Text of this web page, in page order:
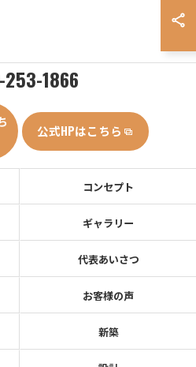
1866
公式HPはこちら
コンセプト
ギャラリー
代表あいさつ
お客様の声
新築